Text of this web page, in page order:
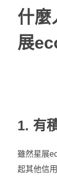
什麼
展
1. 有
雖然星展
起其他信